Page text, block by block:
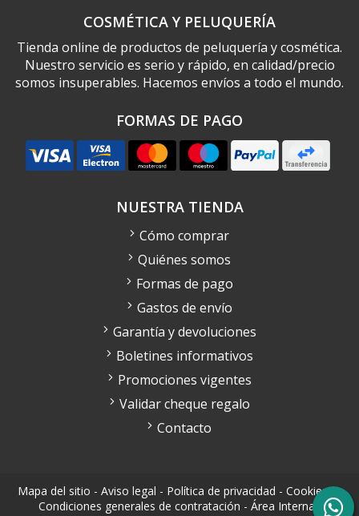
COSMÉTICA Y PELUQUERÍA
Tienda online de productos de peluquería y cosmética.
Nuestro servicio es serio y rápido, en calidad/precio
somos insuperables. Hacemos envíos a todo el mundo.
FORMAS DE PAGO
NUESTRA TIENDA
Cómo comprar
Quiénes somos
Formas de pago
Gastos de envío
Garantía y devoluciones
Boletines informativos
Promociones vigentes
Validar cheque regalo
Contacto
Mapa del sitio - Aviso legal - Política de privacidad - Cookies-
Condiciones generales de contratación - Área Interna